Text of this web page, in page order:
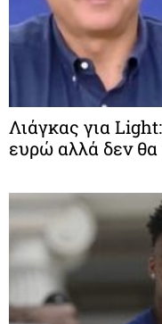
Λιάγκας για
ευρώ αλλά δεν